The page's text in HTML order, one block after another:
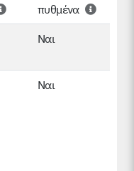
πυθμένα
Ναι
Ναι